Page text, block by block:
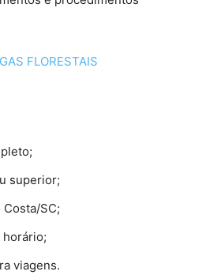
FLORESTAIS
superior;
SC;
viagens.